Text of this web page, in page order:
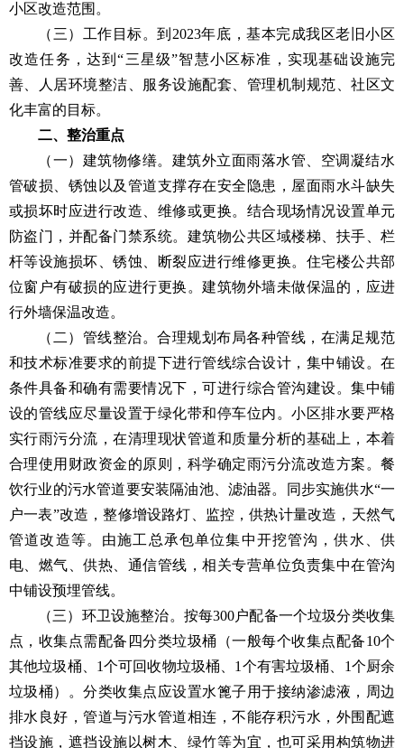
小区改造范围。
（三）工作目标。到2023年底，基本完成我区老旧小区
改造任务，达到“三星级”智慧小区标准，实现基础设施完
善、人居环境整洁、服务设施配套、管理机制规范、社区文
化丰富的目标。
二、整治重点
（一）建筑物修缮。建筑外立面雨落水管、空调凝结水
管破损、锈蚀以及管道支撑存在安全隐患，屋面雨水斗缺失
或损坏时应进行改造、维修或更换。结合现场情况设置单元
防盗门，并配备门禁系统。建筑物公共区域楼梯、扶手、栏
杆等设施损坏、锈蚀、断裂应进行维修更换。住宅楼公共部
位窗户有破损的应进行更换。建筑物外墙未做保温的，应进
行外墙保温改造。
（二）管线整治。合理规划布局各种管线，在满足规范
和技术标准要求的前提下进行管线综合设计，集中铺设。在
条件具备和确有需要情况下，可进行综合管沟建设。集中铺
设的管线应尽量设置于绿化带和停车位内。小区排水要严格
实行雨污分流，在清理现状管道和质量分析的基础上，本着
合理使用财政资金的原则，科学确定雨污分流改造方案。餐
饮行业的污水管道要安装隔油池、滤油器。同步实施供水“一
户一表”改造，整修增设路灯、监控，供热计量改造，天然气
管道改造等。由施工总承包单位集中开挖管沟，供水、供
电、燃气、供热、通信管线，相关专营单位负责集中在管沟
中铺设预埋管线。
（三）环卫设施整治。按每300户配备一个垃圾分类收集
点，收集点需配备四分类垃圾桶（一般每个收集点配备10个
其他垃圾桶、1个可回收物垃圾桶、1个有害垃圾桶、1个厨余
垃圾桶）。分类收集点应设置水篦子用于接纳渗滤液，周边
排水良好，管道与污水管道相连，不能存积污水，外围配遮
挡设施，遮挡设施以树木、绿竹等为宜，也可采用构筑物进